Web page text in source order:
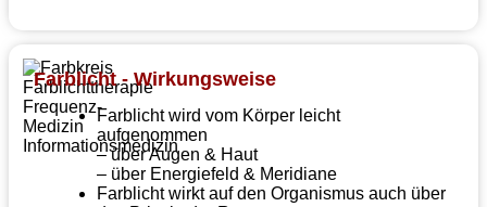
Farblicht - Wirkungsweise
Farblicht wird vom Körper leicht
aufgenommen
– über Augen & Haut
– über Energiefeld & Meridiane
Farblicht wirkt auf den Organismus auch über